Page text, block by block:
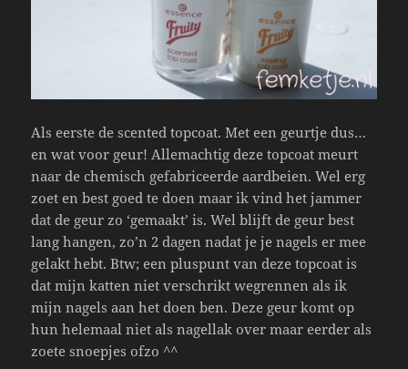
Als eerste de scented topcoat. Met een geurtje dus…
en wat voor geur! Allemachtig deze topcoat meurt
naar de chemisch gefabriceerde aardbeien. Wel erg
zoet en best goed te doen maar ik vind het jammer
dat de geur zo ‘gemaakt’ is. Wel blijft de geur best
lang hangen, zo’n 2 dagen nadat je je nagels er mee
gelakt hebt. Btw; een pluspunt van deze topcoat is
dat mijn katten niet verschrikt wegrennen als ik
mijn nagels aan het doen ben. Deze geur komt op
hun helemaal niet als nagellak over maar eerder als
zoete snoepjes ofzo ^^